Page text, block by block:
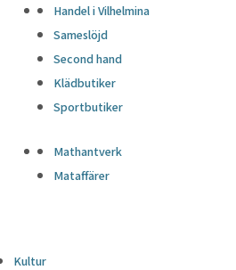
Handel i Vilhelmina
Sameslöjd
Second hand
Klädbutiker
Sportbutiker
Mathantverk
Mataffärer
Kultur